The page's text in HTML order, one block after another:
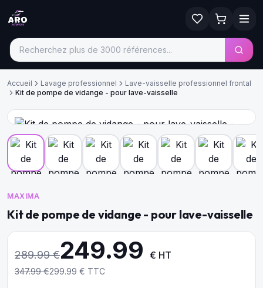
Accueil Lavage professionnel
Lave-vaisselle professionnel frontal
Kit de pompe de vidange - pour lave-vaisselle
MAXIMA
Kit de pompe de vidange - pour lave-vaisselle
289.99€249.99 € HT
347.99€299.99 € TTC